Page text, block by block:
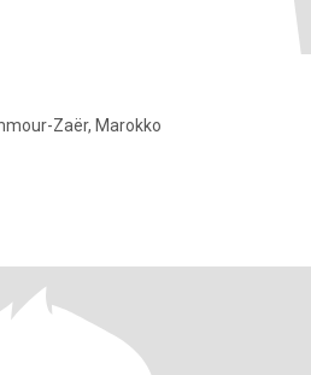
Zaër, Marokko